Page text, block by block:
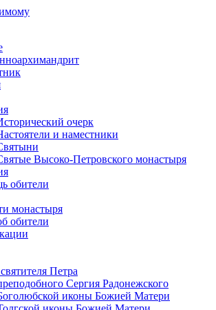
очерк
и наместники
Высоко-Петровского монастыря
обители
монастыря
обители
Петра
Сергия Радонежского
иконы Божией Матери